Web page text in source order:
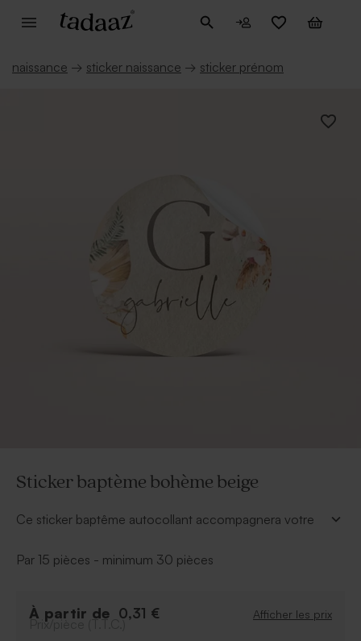
naissance → sticker naissance → sticker prénom
Sticker baptème bohème beige
Ce sticker baptême autocollant accompagnera votre
le prénom de votre enfant.
Par 15 pièces - minimum 30 pièces
À partir de 0,31 € Afficher les prix
Prix/pièce (T.T.C.)